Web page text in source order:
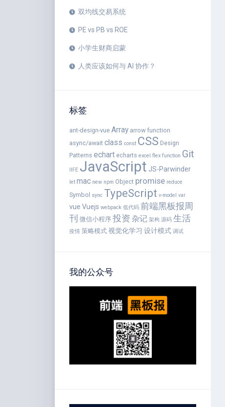
双均线交易系统
PE vs PB vs ROE
小学生财商启蒙
人类应该如何与 AI 协作？
标签
ant-design-vue Array arrow function
async/await class const CSS Design
Patterns echart echarts excel flex function Git
IIFE JavaScript JS-Parwinder
let mac new npm Object promise reduce
Symbol sync TypeScript v-model var
vue Vuejs webpack 低代码 前端黑板报周
刊 微信小程序 投资 杂记 架构 源码 生活
疫情 策略模式 视觉化学习 设计模式 调试
我的公众号